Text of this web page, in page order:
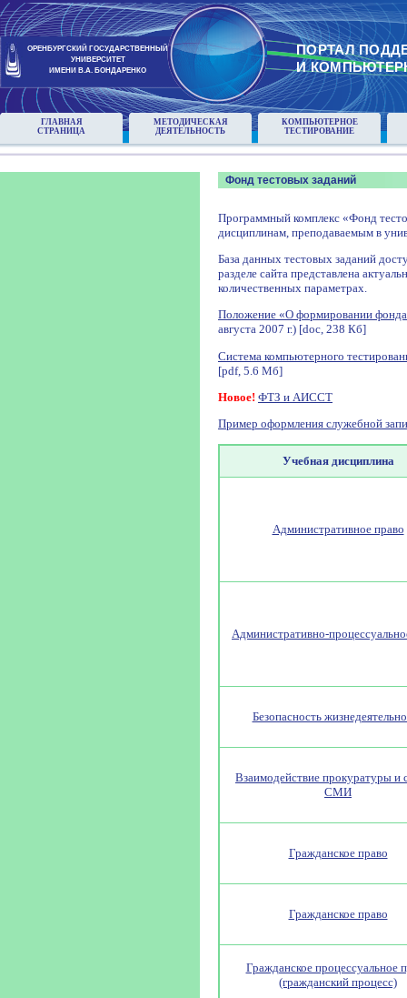
ОРЕНБУРГСКИЙ ГОСУДАРСТВЕННЫЙ
УНИВЕРСИТЕТ
ИМЕНИ В.А. БОНДАРЕНКО
ПОРТАЛ
И
ГЛАВНАЯ
СТРАНИЦА
МЕТОДИЧЕСКАЯ
ДЕЯТЕЛЬНОСТЬ
КОМПЬЮТЕРНОЕ
ТЕСТИРОВАНИЕ
Фонд тестовых заданий
Программный комплекс «Фонд
дисциплинам, преподаваемым в
База данных тестовых заданий
разделе сайта представлена
количественных параметрах.
Положение «О формировании фонда
августа 2007 г.) [doc, 238 Кб]
Система компьютерного
[pdf, 5.6 Мб]
Новое! ФТЗ и АИССТ
Пример оформления служебной
Учебная дисциплина
Административное право
Административно-
Безопасность
Взаимодействие прокуратуры и
СМИ
Гражданское право
Гражданское право
Гражданское процессуальное
(гражданский процесс)